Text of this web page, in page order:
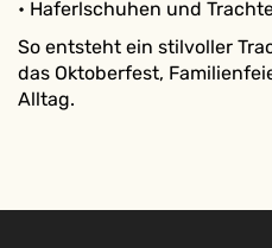
• Haferlschuhen und
So entsteht ein stilvoller
das Oktoberfest,
Alltag.